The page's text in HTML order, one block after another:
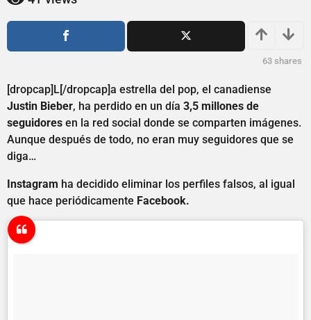
2
a
o
a
g
o
o
63 shares
[dropcap]L[/dropcap]a estrella del pop, el canadiense
Justin Bieber, ha perdido en un día 3,5 millones de
seguidores en la red social donde se comparten imágenes.
Aunque después de todo, no eran muy seguidores que se
diga…
Instagram ha decidido eliminar los perfiles falsos, al igual
que hace periódicamente Facebook.